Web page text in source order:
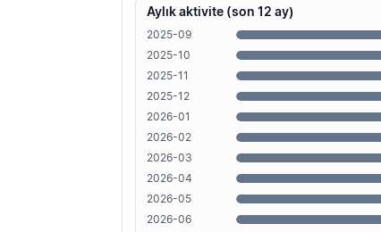
Aylık aktivite (son 12 ay)
2025-09
2025-10
2025-11
2025-12
2026-01
2026-02
2026-03
2026-04
2026-05
2026-06